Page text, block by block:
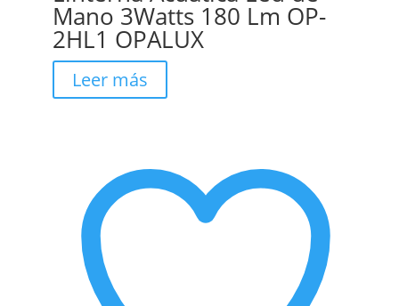
Mano 3Watts 180 Lm OP-
2HL1 OPALUX
Leer más